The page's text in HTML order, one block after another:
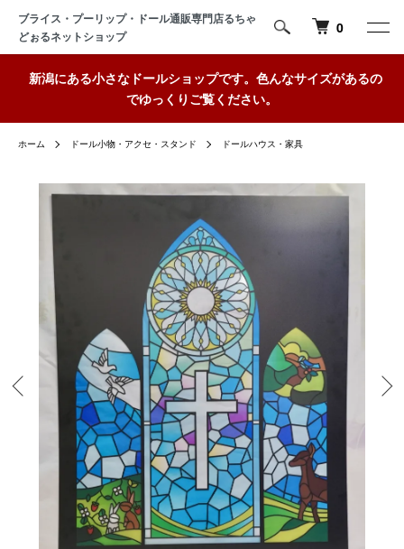
ブライス・プーリップ・ドール通販専門店るちゃ
どぉるネットショップ
0
新潟にある小さなドールショップです。色んなサイズがあるの
でゆっくりご覧ください。
ホーム ドール小物・アクセ・スタンド ドールハウス・家具